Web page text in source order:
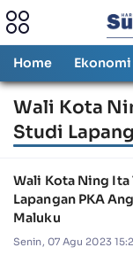
Home
Wali Kota
Studi
Wali Kota Ning
Lapangan PKA
Maluku
Senin, 07 Agu 2023